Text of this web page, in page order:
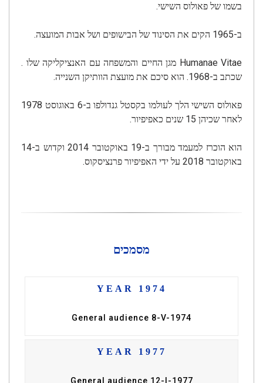
בשמו של פאולוס השישי.
ב-1965 הקים את הסינוד של הבישופים ושל אבות המועצה.
Humanae Vitae מגן החיים והמשפחה עם האנציקליקה שלו .
שכתב ב-1968. הוא סיכם את מועצת הוותיקן השנייה.
פאולוס השישי הלך לעולמו בקסטל גנדולפו ב-6 באוגוסט 1978
לאחר שכיהן 15 שנים כאפיפיור.
הוא הוכרז למעמד מבורך ב-19 באוקטובר 2014 וקדוש ב-14
באוקטובר 2018 על ידי האפיפיור פרנציסקוס.
מסמכים
YEAR 1974
General audience 8-V-1974
YEAR 1977
General audience 12-I-1977